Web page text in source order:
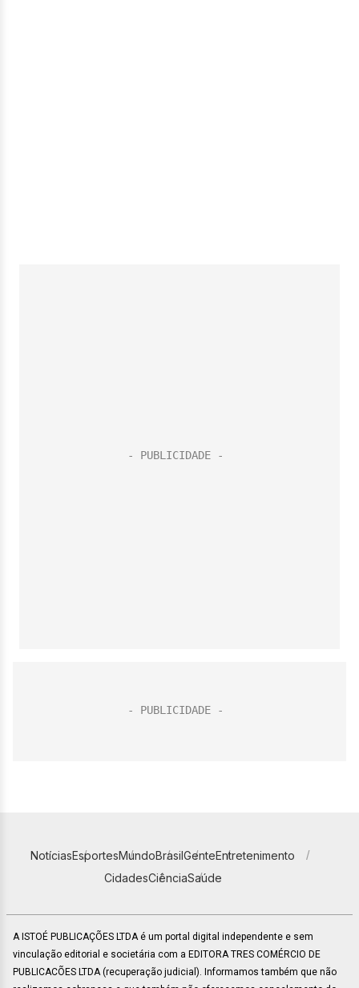
NotíciasEsportesMundoBrasilGenteEntretenimento
CidadesCiênciaSaúde
A ISTOÉ PUBLICAÇÕES LTDA é um portal digital independente e sem
vinculação editorial e societária com a EDITORA TRES COMÉRCIO DE
PUBLICACÕES LTDA (recuperação judicial). Informamos também que não